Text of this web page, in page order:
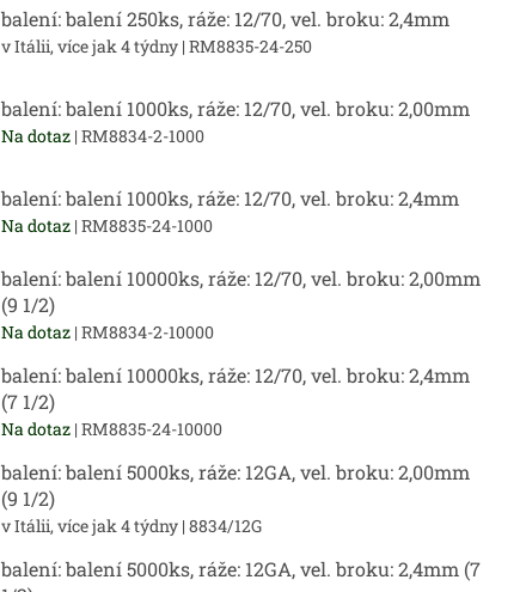
balení: balení 250ks, ráže: 12/70, vel. broku: 2,4mm
v Itálii, více jak 4 týdny | RM8835-24-250
balení: balení 1000ks, ráže: 12/70, vel. broku: 2,00mm
Na dotaz | RM8834-2-1000
balení: balení 1000ks, ráže: 12/70, vel. broku: 2,4mm
Na dotaz | RM8835-24-1000
balení: balení 10000ks, ráže: 12/70, vel. broku: 2,00mm
(9 1/2)
Na dotaz | RM8834-2-10000
balení: balení 10000ks, ráže: 12/70, vel. broku: 2,4mm
(7 1/2)
Na dotaz | RM8835-24-10000
balení: balení 5000ks, ráže: 12GA, vel. broku: 2,00mm
(9 1/2)
v Itálii, více jak 4 týdny | 8834/12G
balení: balení 5000ks, ráže: 12GA, vel. broku: 2,4mm (7